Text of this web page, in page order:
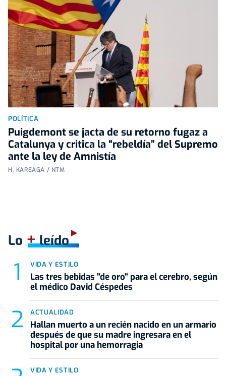
POLÍTICA
Puigdemont se jacta de su retorno fugaz a
Catalunya y critica la “rebeldía” del Supremo
ante la ley de Amnistía
H. KAREAGA / NTM
Lo +leído
VIDA Y ESTILO
Las tres bebidas "de oro" para el cerebro, según
el médico David Céspedes
ACTUALIDAD
Hallan muerto a un recién nacido en un armario
después de que su madre ingresara en el
hospital por una hemorragia
VIDA Y ESTILO